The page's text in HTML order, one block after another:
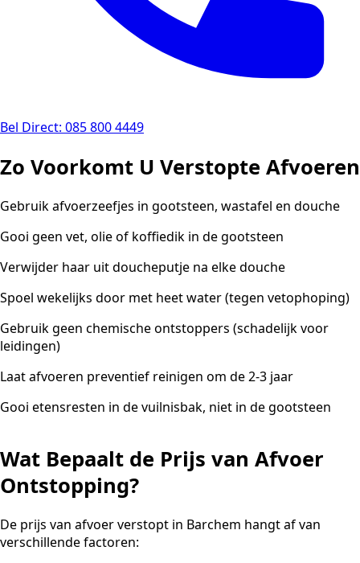
Bel Direct: 085 800 4449
Zo Voorkomt U Verstopte Afvoeren
Gebruik afvoerzeefjes in gootsteen, wastafel en douche
Gooi geen vet, olie of koffiedik in de gootsteen
Verwijder haar uit doucheputje na elke douche
Spoel wekelijks door met heet water (tegen vetophoping)
Gebruik geen chemische ontstoppers (schadelijk voor
leidingen)
Laat afvoeren preventief reinigen om de 2-3 jaar
Gooi etensresten in de vuilnisbak, niet in de gootsteen
Wat Bepaalt de Prijs van Afvoer
Ontstopping?
De prijs van afvoer verstopt in Barchem hangt af van
verschillende factoren: